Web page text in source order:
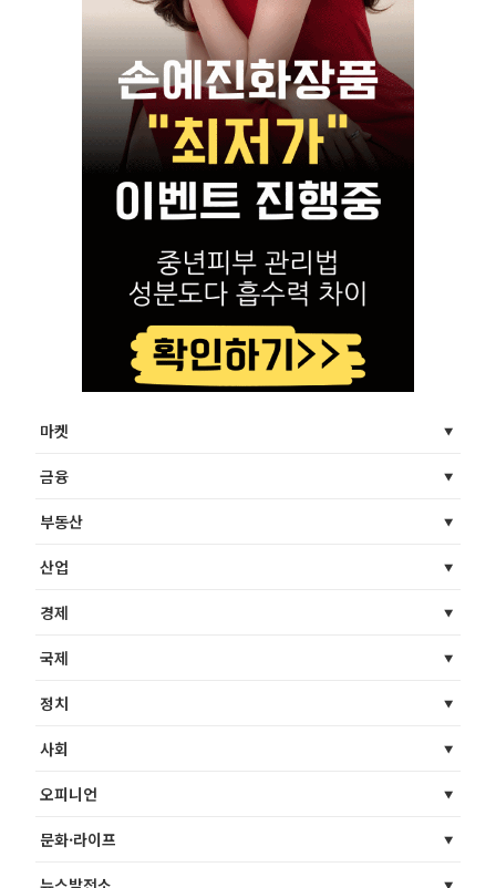
마켓
금융
부동산
산업
경제
국제
정치
사회
오피니언
문화·라이프